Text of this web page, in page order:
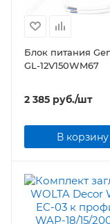
Блок питания
GL-12V150WM67
2 385 руб./шт
В корзину